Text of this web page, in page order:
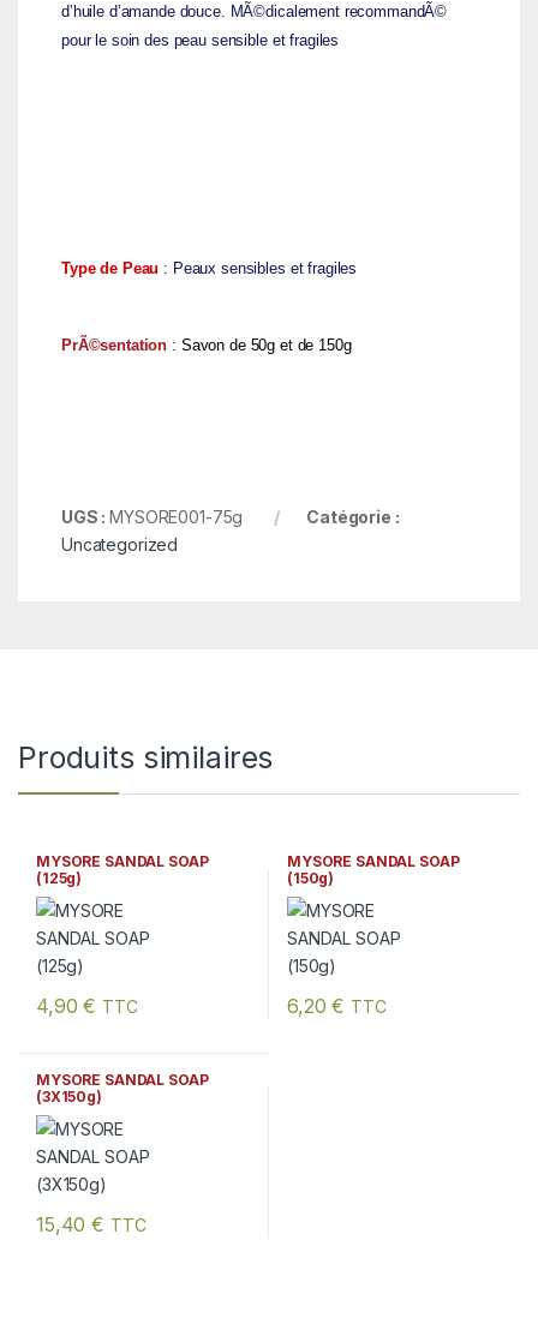
d’huile d’amande douce. MÃ©dicalement recommandÃ©
pour le soin des peau sensible et fragiles
Type de Peau : Peaux sensibles et fragiles
PrÃ©sentation : Savon de 50g et de 150g
UGS :MYSORE001-75g
Catégorie :
Uncategorized
Produits similaires
MYSORE SANDAL SOAP
(125g)
4,90€ TTC
MYSORE SANDAL SOAP
(150g)
6,20€ TTC
MYSORE SANDAL SOAP
(3X150g)
15,40€ TTC